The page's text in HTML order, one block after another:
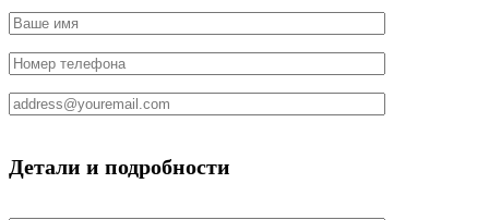
Детали и подробности